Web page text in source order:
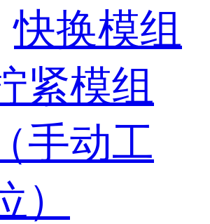
快换模组
紧模组
（手动工
）